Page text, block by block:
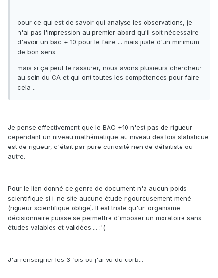
pour ce qui est de savoir qui analyse les observations, je
n'ai pas l'impression au premier abord qu'il soit nécessaire
d'avoir un bac + 10 pour le faire ... mais juste d'un minimum
de bon sens
mais si ça peut te rassurer, nous avons plusieurs chercheur
au sein du CA et qui ont toutes les compétences pour faire
cela ...
Je pense effectivement que le BAC +10 n'est pas de rigueur
cependant un niveau mathématique au niveau des lois statistique
est de rigueur, c'était par pure curiosité rien de défaitiste ou
autre.
Pour le lien donné ce genre de document n'a aucun poids
scientifique si il ne site aucune étude rigoureusement mené
(rigueur scientifique oblige). Il est triste qu'un organisme
décisionnaire puisse se permettre d'imposer un moratoire sans
études valables et validées ... :'(
J'ai renseigner les 3 fois ou j'ai vu du corb...